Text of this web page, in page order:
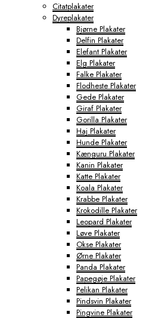
Citatplakater
Dyreplakater
Bjørne Plakater
Delfin Plakater
Elefant Plakater
Elg Plakater
Falke Plakater
Flodheste Plakater
Gede Plakater
Giraf Plakater
Gorilla Plakater
Haj Plakater
Hunde Plakater
Kænguru Plakater
Kanin Plakater
Katte Plakater
Koala Plakater
Krabbe Plakater
Krokodille Plakater
Leopard Plakater
Løve Plakater
Okse Plakater
Ørne Plakater
Panda Plakater
Papegøje Plakater
Pelikan Plakater
Pindsvin Plakater
Pingvine Plakater